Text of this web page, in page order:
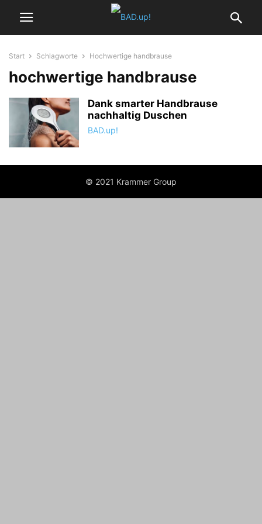
Start Schlagworte Hochwertige handbrause
hochwertige handbrause
Dank smarter Handbrause
nachhaltig Duschen
BAD.up!
© 2021 Krammer Group